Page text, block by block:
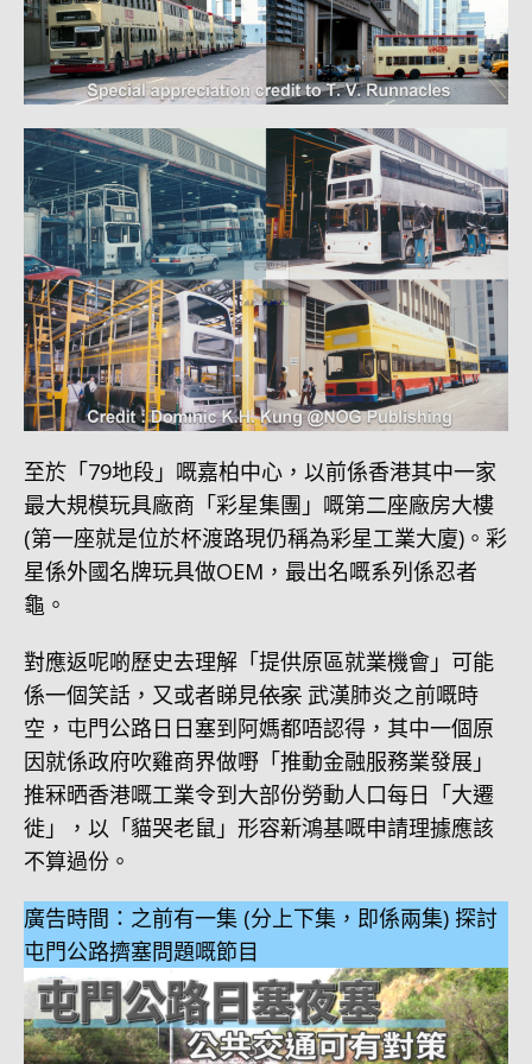
至於「79地段」嘅嘉柏中心，以前係香港其中一家
最大規模玩具廠商「彩星集團」嘅第二座廠房大樓
(第一座就是位於杯渡路現仍稱為彩星工業大廈)。彩
星係外國名牌玩具做OEM，最出名嘅系列係忍者
龜。
對應返呢啲歷史去理解「提供原區就業機會」可能
係一個笑話，又或者睇見依家 武漢肺炎之前嘅時
空，屯門公路日日塞到阿媽都唔認得，其中一個原
因就係政府吹雞商界做嘢「推動金融服務業發展」
推冧晒香港嘅工業令到大部份勞動人口每日「大遷
徙」，以「貓哭老鼠」形容新鴻基嘅申請理據應該
不算過份。
廣告時間：之前有一集 (分上下集，即係兩集) 探討
屯門公路擠塞問題嘅節目